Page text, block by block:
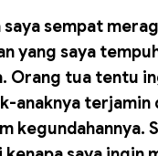
sempat
yang saya
Orang tua tentu
anaknya terjamin
kegundahannya.